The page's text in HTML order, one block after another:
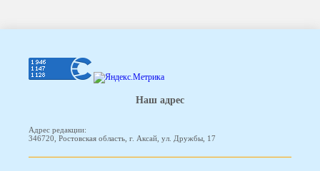
Наш адрес
Адрес редакции:
346720, Ростовская область, г. Аксай, ул. Дружбы, 17